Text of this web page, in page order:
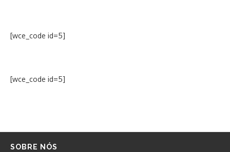
[wce_code id=5]
[wce_code id=5]
SOBRE NÓS